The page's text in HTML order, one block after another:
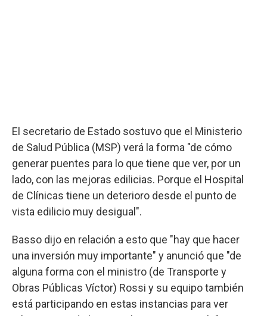
El secretario de Estado sostuvo que el Ministerio
de Salud Pública (MSP) verá la forma "de cómo
generar puentes para lo que tiene que ver, por un
lado, con las mejoras edilicias. Porque el Hospital
de Clínicas tiene un deterioro desde el punto de
vista edilicio muy desigual".
Basso dijo en relación a esto que "hay que hacer
una inversión muy importante" y anunció que "de
alguna forma con el ministro (de Transporte y
Obras Públicas Víctor) Rossi y su equipo también
está participando en estas instancias para ver